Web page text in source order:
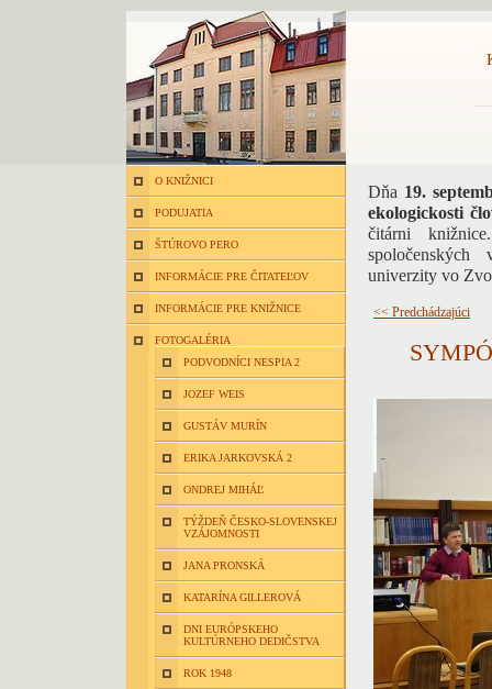
O KNIŽNICI
PODUJATIA
ŠTÚROVO PERO
INFORMÁCIE PRE ČITATEĽOV
INFORMÁCIE PRE KNIŽNICE
FOTOGALÉRIA
PODVODNÍCI NESPIA 2
JOZEF WEIS
GUSTÁV MURÍN
ERIKA JARKOVSKÁ 2
ONDREJ MIHÁĽ
TÝŽDEŇ ČESKO-SLOVENSKEJ
VZÁJOMNOSTI
JANA PRONSKÁ
KATARÍNA GILLEROVÁ
DNI EURÓPSKEHO
KULTÚRNEHO DEDIČSTVA
ROK 1948
Dňa 19.
ekologickosti
čitárni
univerzity vo
<< Predchádzajúci